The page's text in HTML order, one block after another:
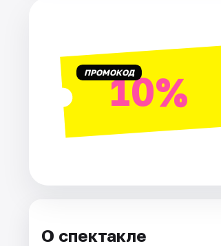
Рейтинги ПРОМОКОД10%
О спектакле